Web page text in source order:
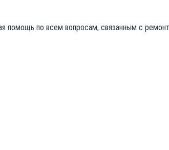
помощь по всем вопросам, связанным с